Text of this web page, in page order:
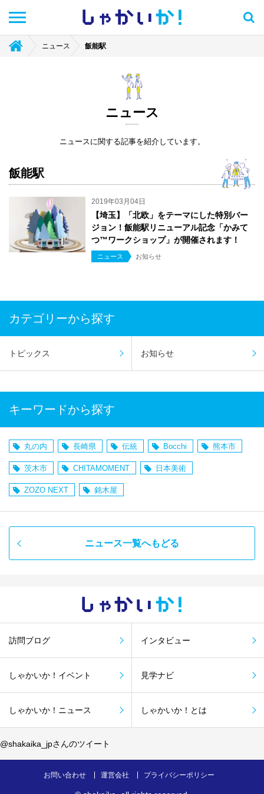
しゃかい か！
ニュース 飯能駅
ニュース
ニュースに関する記事を紹介しています。
飯能駅
2019年03月04日
【埼玉】「北欧」をテーマにした特別バー
ジョン！飯能駅リニューアル記念「かみて
つ™ワークショップ」が開催されます！
ニュース お知らせ
カテゴリーから探す
トピックス お知らせ
キーワードから探す
丸の内 長崎県 伝統 Bocchi 熊本市
茨木市 CHITAMOMENT 日本美術
ZOZO NEXT 銘木屋
ニュース一覧へもどる
しゃかい か！
訪問ブログ インタビュー
しゃかいか！イベント 見学ナビ
しゃかいか！ニュース しゃかいか！とは
@shakaika_jpさんのツイート
お問い合わせ 運営会社 プライバシーポリシー